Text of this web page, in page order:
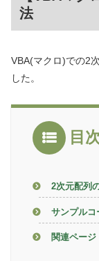
法
VBA(マクロ)での2
した。
目
2次元配列
サンプルコ
関連ページ